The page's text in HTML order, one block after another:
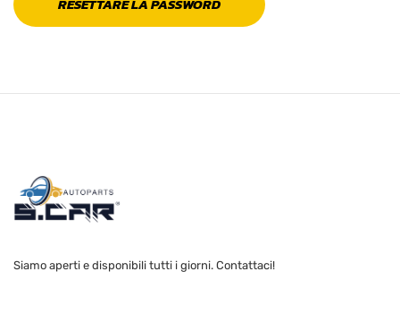
Siamo aperti e disponibili tutti i giorni. Contattaci!